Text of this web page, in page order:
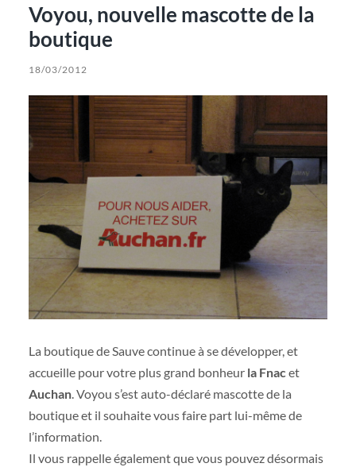
Voyou, nouvelle mascotte de la
boutique
18/03/2012
La boutique de Sauve continue à se développer, et
accueille pour votre plus grand bonheur la Fnacet
Auchan. Voyou s’est auto-déclaré mascotte de la
boutique et il souhaite vous faire part lui-même de
l’information.
Il vous rappelle également que vous pouvez désormais